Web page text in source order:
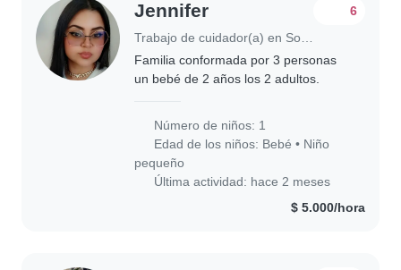
Jennifer
Trabajo de cuidador(a) en Soacha
6
Familia conformada por 3 personas
un bebé de 2 años los 2 adultos.
Número de niños: 1
Edad de los niños: Bebé • Niño
pequeño
Última actividad: hace 2 meses
$ 5.000/hora